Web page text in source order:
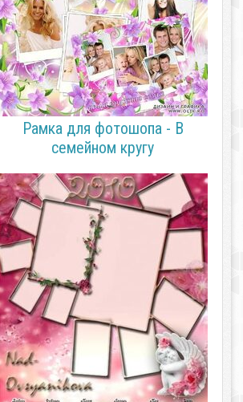
Рамка для фотошопа - В
семейном кругу